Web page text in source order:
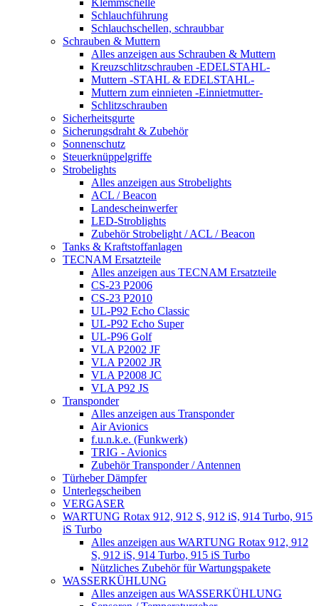
Klemmschelle
Schlauchführung
Schlauchschellen, schraubbar
Schrauben & Muttern
Alles anzeigen aus Schrauben & Muttern
Kreuzschlitzschrauben -EDELSTAHL-
Muttern -STAHL & EDELSTAHL-
Muttern zum einnieten -Einnietmutter-
Schlitzschrauben
Sicherheitsgurte
Sicherungsdraht & Zubehör
Sonnenschutz
Steuerknüppelgriffe
Strobelights
Alles anzeigen aus Strobelights
ACL / Beacon
Landescheinwerfer
LED-Stroblights
Zubehör Strobelight / ACL / Beacon
Tanks & Kraftstoffanlagen
TECNAM Ersatzteile
Alles anzeigen aus TECNAM Ersatzteile
CS-23 P2006
CS-23 P2010
UL-P92 Echo Classic
UL-P92 Echo Super
UL-P96 Golf
VLA P2002 JF
VLA P2002 JR
VLA P2008 JC
VLA P92 JS
Transponder
Alles anzeigen aus Transponder
Air Avionics
f.u.n.k.e. (Funkwerk)
TRIG - Avionics
Zubehör Transponder / Antennen
Türheber Dämpfer
Unterlegscheiben
VERGASER
WARTUNG Rotax 912, 912 S, 912 iS, 914 Turbo, 915
iS Turbo
Alles anzeigen aus WARTUNG Rotax 912, 912
S, 912 iS, 914 Turbo, 915 iS Turbo
Nützliches Zubehör für Wartungspakete
WASSERKÜHLUNG
Alles anzeigen aus WASSERKÜHLUNG